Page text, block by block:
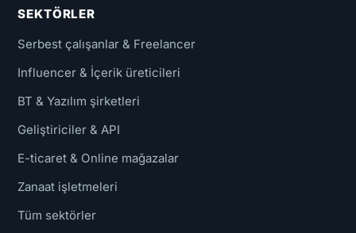
SEKTÖRLER
Serbest çalışanlar & Freelancer
Influencer & İçerik üreticileri
BT & Yazılım şirketleri
Geliştiriciler & API
E-ticaret & Online mağazalar
Zanaat işletmeleri
Tüm sektörler